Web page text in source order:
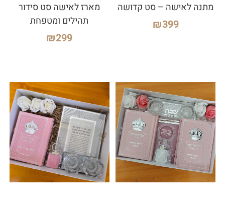
מתנה לאישה – סט קדושה
₪399
מארז לאישה סט סידור
תהילים ומטפחת
₪299